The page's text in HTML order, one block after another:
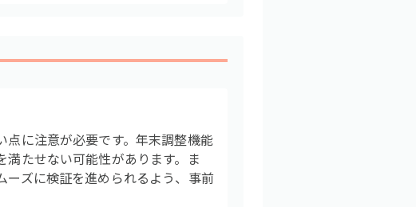
に注意が必要です。年末調整機能
たせない可能性があります。ま
ーズに検証を進められるよう、事前